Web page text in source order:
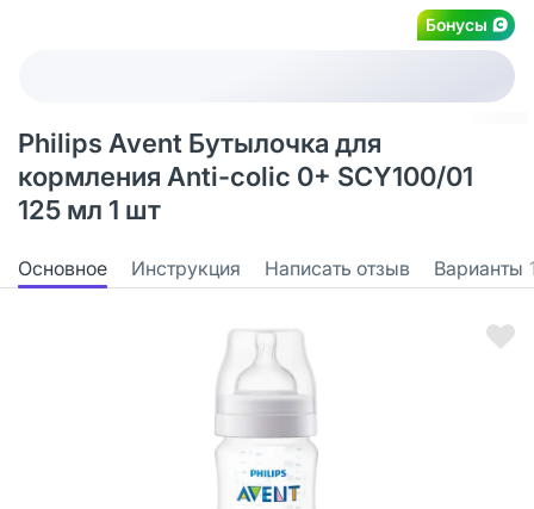
Бонусы
Philips Avent Бутылочка для
кормления Anti-colic 0+ SCY100/01
125 мл 1 шт
Основное Инструкция Написать отзыв Варианты